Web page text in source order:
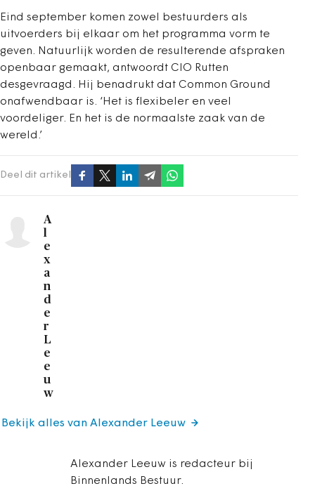
Eind september komen zowel bestuurders als
uitvoerders bij elkaar om het programma vorm te
geven. Natuurlijk worden de resulterende afspraken
openbaar gemaakt, antwoordt CIO Rutten
desgevraagd. Hij benadrukt dat Common Ground
onafwendbaar is. ‘Het is flexibeler en veel
voordeliger. En het is de normaalste zaak van de
wereld.’
Deel dit artikel
A
l
e
x
a
n
d
e
r
L
e
e
u
w
Alexander Leeuw is redacteur bij
Binnenlands Bestuur.
Bekijk alles van Alexander Leeuw